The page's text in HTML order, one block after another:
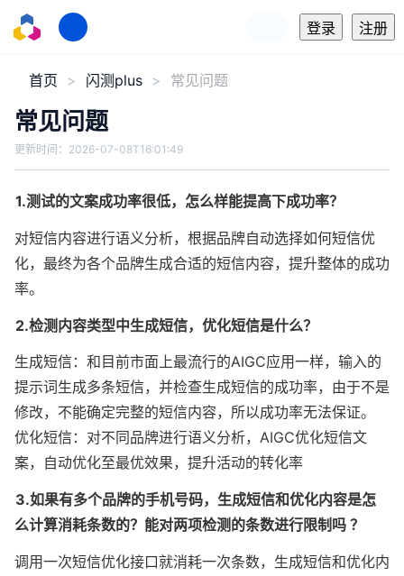
登录 注册
首页 闪测plus 常见问题
常见问题
更新时间： 2026-07-08T16:01:49
1.测试的文案成功率很低，怎么样能提高下成功率？
对短信内容进行语义分析，根据品牌自动选择如何短信优
化，最终为各个品牌生成合适的短信内容，提升整体的成功
率。
2.检测内容类型中生成短信，优化短信是什么？
生成短信：和目前市面上最流行的AIGC应用一样，输入的
提示词生成多条短信，并检查生成短信的成功率，由于不是
修改，不能确定完整的短信内容，所以成功率无法保证。
优化短信：对不同品牌进行语义分析，AIGC优化短信文
案，自动优化至最优效果，提升活动的转化率
3.如果有多个品牌的手机号码，⽣成短信和优化内容是怎
么计算消耗条数的？能对两项检测的条数进行限制吗 ？
调用一次短信优化接口就消耗一次条数，生成短信和优化内